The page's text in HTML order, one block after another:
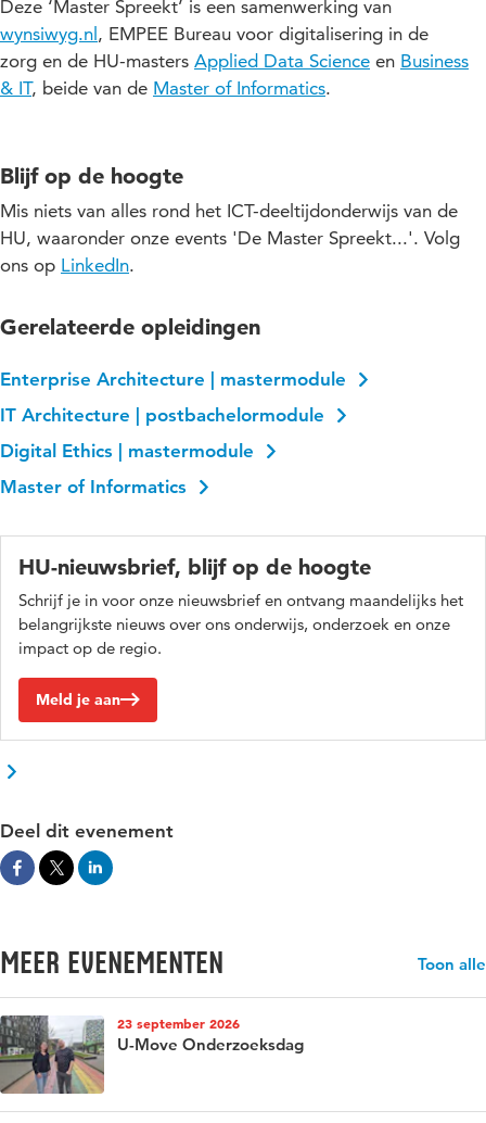
van Humanitas DMH (digitaliseringsportefeuille) en is ze lid
van de werkgroep ZaRA (Zorgaanbieder Referentie
Architectuur). Vanuit haar eigen bedrijf, Wynsiwyg (What-You-
doNot-See-Is-What-You-Get), verheldert zij de onderstroom
Eemhart (een fusie van Amerpoort en Sherpa) en Vereen
(verzorgingshuis- en verpleeghuiszorg, thuiszorg en
dagvoorziening).
Michel heeft een achtergrond in Bedrijfswetenschappen,
datagedreven innovaties binnen de digitale transformatie van
organisaties.
Guido heeft een achtergrond in Informatiekunde en Business
Informatics (Universiteit Utrecht) en promoveerde aan de TU
Deze ‘Master Spreekt’ is een samenwerking van
wynsiwyg.nl, EMPEE Bureau voor digitalisering in de
zorg en de HU-masters Applied Data Science en Business
& IT, beide van de Master of Informatics.
Blijf op de hoogte
Mis niets van alles rond het ICT-deeltijdonderwijs van de
HU, waaronder onze events 'De Master Spreekt...'. Volg
ons op LinkedIn.
Gerelateerde opleidingen
Enterprise Architecture | mastermodule
IT Architecture | postbachelormodule
Digital Ethics | mastermodule
Master of Informatics
HU-nieuwsbrief, blijf op de hoogte
Schrijf je in voor onze nieuwsbrief en ontvang maandelijks het
belangrijkste nieuws over ons onderwijs, onderzoek en onze
impact op de regio.
Meld je aan
Deel dit evenement
Meer evenementen Toon alle
U-Move Onderzoeksdag
23 september 2026